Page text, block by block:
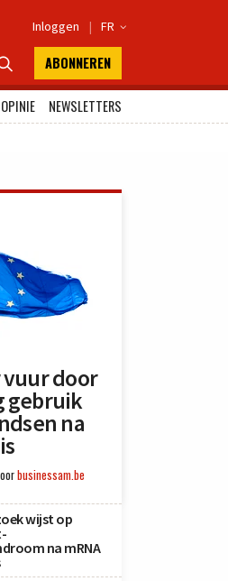
Inloggen | FR 
ABONNEREN
OPINIE
NEWSLETTERS
door
gebruik
na
businessam.be
wijst op
na mRNA